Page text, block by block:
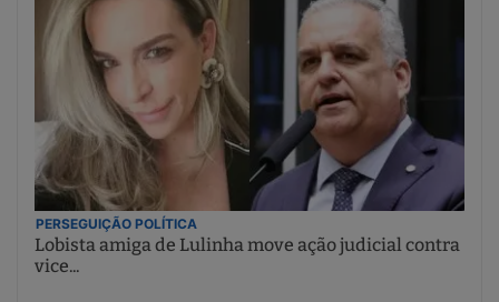
PERSEGUIÇÃO POLÍTICA
Lobista amiga de Lulinha move ação judicial contra
vice...